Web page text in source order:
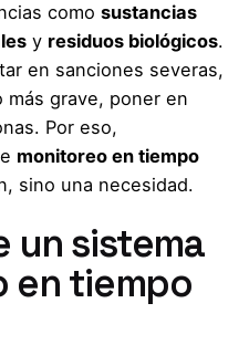
como sustancias
y residuos biológicos.
en sanciones severas,
más grave, poner en
Por eso,
monitoreo en tiempo
sino una necesidad.
un sistema
en tiempo